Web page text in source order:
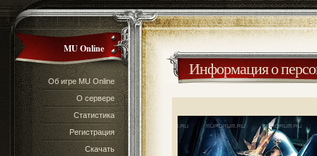
MU Online
Об игре MU Online
О сервере
Статистика
Регистрация
Скачать
Информация о